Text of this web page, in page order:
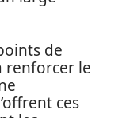
de
renforcer le
ces